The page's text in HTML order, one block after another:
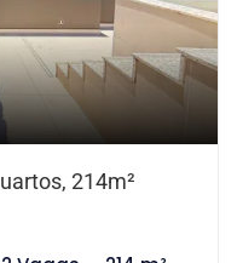
214m²